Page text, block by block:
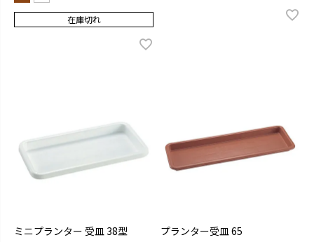
在庫切れ
ミニプランター 受皿 38型 プランター受皿 65